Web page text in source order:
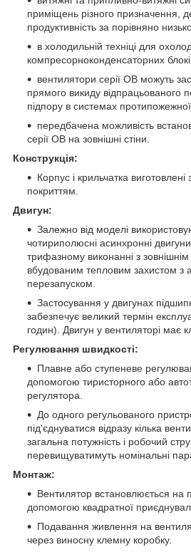
приміщень різного призначення,
продуктивність за порівняно
в холодильній техніці для
компресорноконденсаторних
вентилятори серії ОВ можуть
прямого викиду відпрацьованого
підпору в системах протипожежної
передбачена можливість
серії ОВ на зовнішні стіни.
Конструкція:
Корпус і крильчатка виготовлені
покриттям.
Двигун:
Залежно від моделі
чотириполюсні асинхронні
трифазному виконанні з
вбудованим тепловим захистом з
перезапуском.
Застосування у двигунах
забезпечує великий термін
годин). Двигун у вентиляторі має
Регулювання швидкості:
Плавне або ступеневе
допомогою тиристорного або
регулятора.
До одного регульованого
під'єднуватися відразу кілька
загальна потужність і робочий
перевищуватимуть номінальні
Монтаж:
Вентилятор встановлюється на
допомогою квадратної
Подавання живлення на
через виносну клемну коробку.